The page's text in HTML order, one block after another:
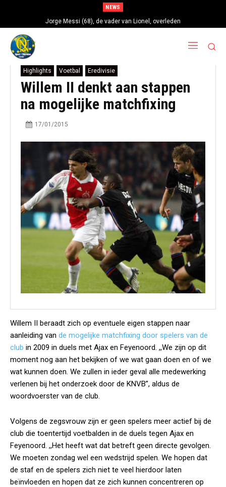
NEWS
Jorge Messi (68), de vader van Lionel, overleden
Highlights Voetbal Eredivisie
Willem II denkt aan stappen
na mogelijke matchfixing
17/01/2015
Willem II beraadt zich op eventuele eigen stappen naar
aanleiding van de mogelijke matchfixing door spelers van de
club in 2009 in duels met Ajax en Feyenoord. ,,We zijn op dit
moment nog aan het bekijken of we wat gaan doen en of we
wat kunnen doen. We zullen in ieder geval alle medewerking
verlenen bij het onderzoek door de KNVB”, aldus de
woordvoerster van de club.
Volgens de zegsvrouw zijn er geen spelers meer actief bij de
club die toentertijd voetbalden in de duels tegen Ajax en
Feyenoord. ,,Het heeft wat dat betreft geen directe gevolgen.
We moeten zondag wel een wedstrijd spelen. We hopen dat
de staf en de spelers zich niet te veel hierdoor laten
beïnvloeden en hopen dat ze zich kunnen concentreren op